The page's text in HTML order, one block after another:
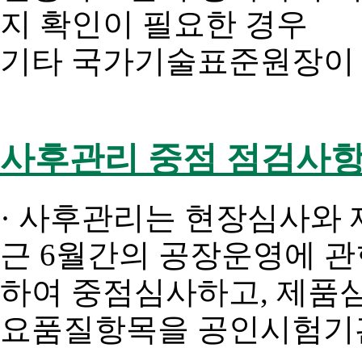
지 확인이 필요한 경우
기타 국가기술표준원장
사후관리 중점 점검사
· 사후관리는 현장심사
근 6월간의 공장운영에
하여 중점심사하고, 제품
요품질항목을 공인시험